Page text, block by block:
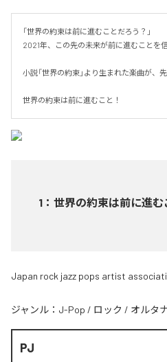
「世界の約束は前に進むことだろう？」
2021年、この先の未来が前に進むことを
小説「世界の約束」より生まれた楽曲が、
世界の約束は前に進むこと！
1 ： 世界の約束は前に進む
Japan rock jazz pops artist
ジャンル： J-Pop / ロック / オルタ
PJ